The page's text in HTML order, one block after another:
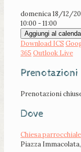
domenica 18/12/
10:00 - 11:00
Aggiungi al
Download ICS
365 Outlook Live
Prenotazioni
Prenotazioni
Dove
Chiesa
Piazza